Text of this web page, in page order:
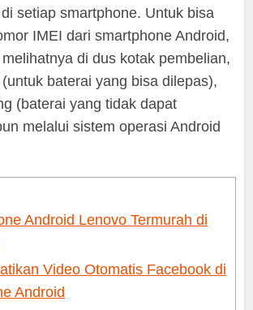
setiap smartphone. Untuk bisa
IMEI dari smartphone Android,
di dus kotak pembelian,
baterai yang bisa dilepas),
(baterai yang tidak dapat
melalui sistem operasi Android
Android Lenovo Termurah di
Video Otomatis Facebook di
Android